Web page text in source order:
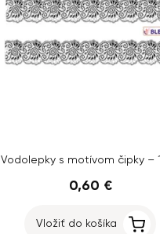
Vodolepky s motívom čipky –
0,60 €
Vložiť do košíka